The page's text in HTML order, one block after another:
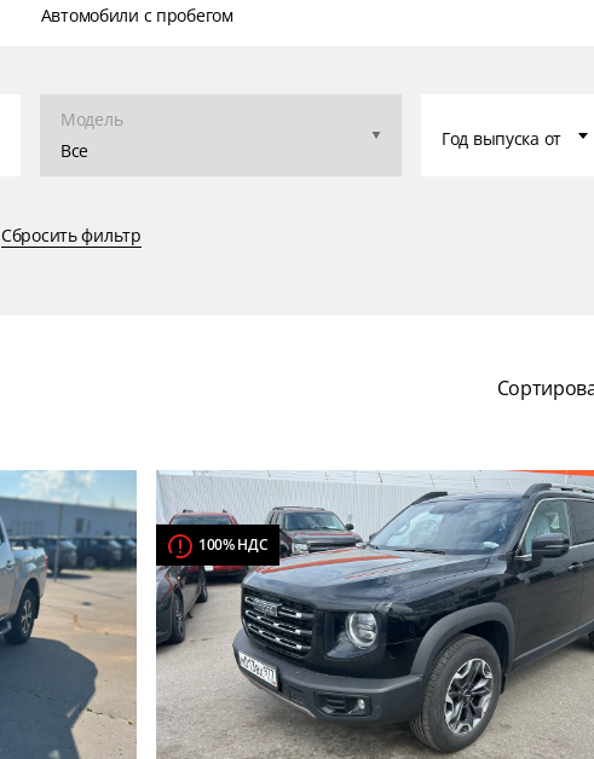
Автомобили с пробегом
Модель
Все
Год выпуска от
Сбросить фильтр
100% НДС